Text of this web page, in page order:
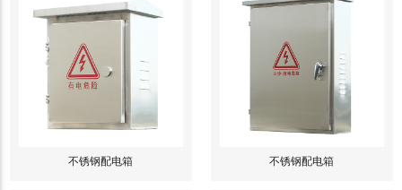
不锈钢配电箱 不锈钢配电箱